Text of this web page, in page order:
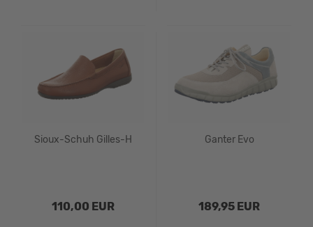
Sioux-Schuh Gilles-H
110,00 EUR
Ganter Evo
189,95 EUR